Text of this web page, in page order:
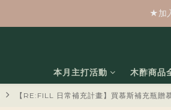
★加
本月主打活動 木酢商品
【RE:FILL 日常補充計畫】買慕斯補充瓶贈